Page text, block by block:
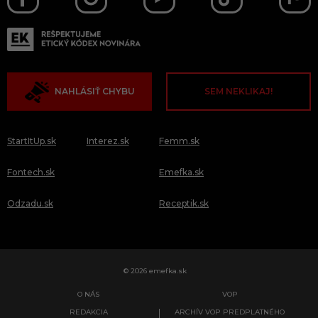
NAHLÁSIŤ CHYBU SEM NEKLIKAJ!
StartItUp.sk
Fontech.sk
Odzadu.sk
Interez.sk Femm.sk
Emefka.sk
Receptik.sk
© 2026 emefka.sk
O NÁS
REDAKCIA
VOP
ARCHÍV VOP PREDPLATNÉHO